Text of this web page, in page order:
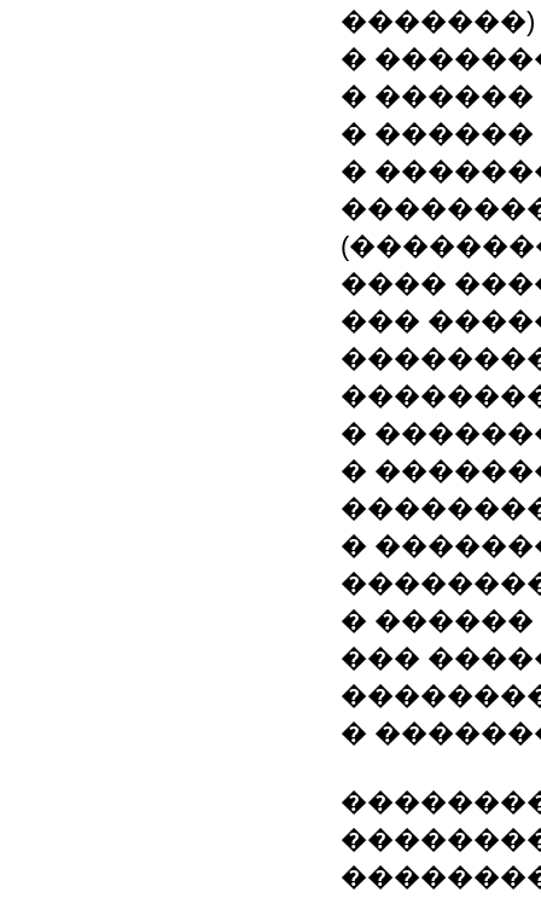
�������)
�
�
�
�
����
��� ������
�
�
�
�
��� ������
�